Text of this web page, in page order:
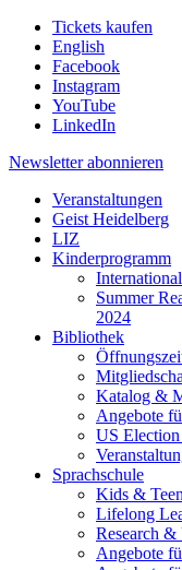
Tickets kaufen
English
Facebook
Instagram
YouTube
LinkedIn
Newsletter abonnieren
Veranstaltungen
Geist Heidelberg
LIZ
Kinderprogramm
Summer
2024
Bibliothek
Katalog &
Angebote
US
Sprachschule
Kids &
Lifelong
Research
Angebote